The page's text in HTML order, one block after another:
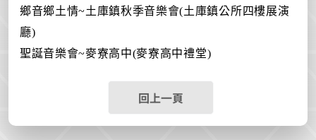
鄉音鄉土情~土庫鎮秋季音樂會(土庫鎮公所四樓展演
廳)
聖誕音樂會~麥寮高中(麥寮高中禮堂)
回上一頁